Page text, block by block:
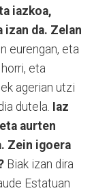
iazkoa,
izan da. Zelan
eurengan, eta
eta
agerian utzi
dutela. Iaz
aurten
Zein igoera
Biak izan dira
Estatuan